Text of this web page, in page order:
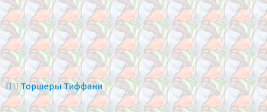
Торшеры Тиффани